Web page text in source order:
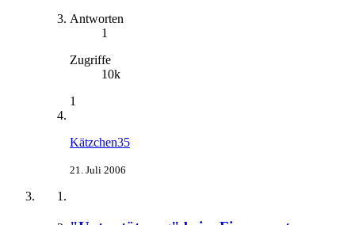
Antworten
1
Zugriffe
10k
1
Kätzchen35
21. Juli 2006